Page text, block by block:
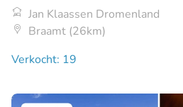
Jan Klaassen Dromenland
Braamt (26km)
Verkocht: 19